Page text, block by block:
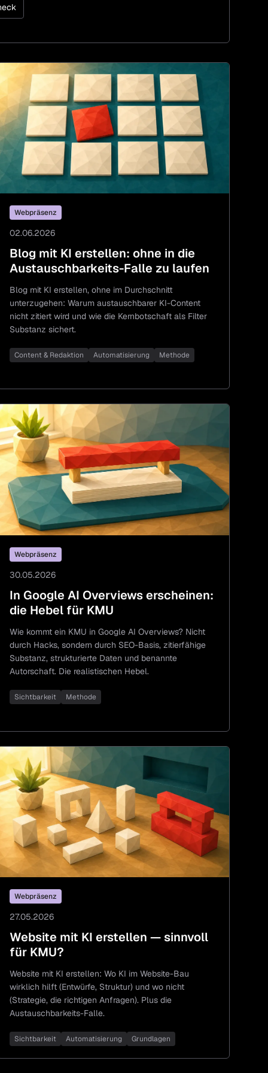
Webpräsenz
02.06.2026
Blog mit KI erstellen: ohne in die
Austauschbarkeits-Falle zu laufen
Blog mit KI erstellen, ohne im Durchschnitt
unterzugehen: Warum austauschbarer KI-Content
nicht zitiert wird und wie die Kernbotschaft als Filter
Substanz sichert.
Content & Redaktion Automatisierung Methode
Webpräsenz
30.05.2026
In Google AI Overviews erscheinen:
die Hebel für KMU
Wie kommt ein KMU in Google AI Overviews? Nicht
durch Hacks, sondern durch SEO-Basis, zitierfähige
Substanz, strukturierte Daten und benannte
Autorschaft. Die realistischen Hebel.
Sichtbarkeit Methode
Webpräsenz
27.05.2026
Website mit KI erstellen — sinnvoll
für KMU?
Website mit KI erstellen: Wo KI im Website-Bau
wirklich hilft (Entwürfe, Struktur) und wo nicht
(Strategie, die richtigen Anfragen). Plus die
Austauschbarkeits-Falle.
Sichtbarkeit Automatisierung Grundlagen